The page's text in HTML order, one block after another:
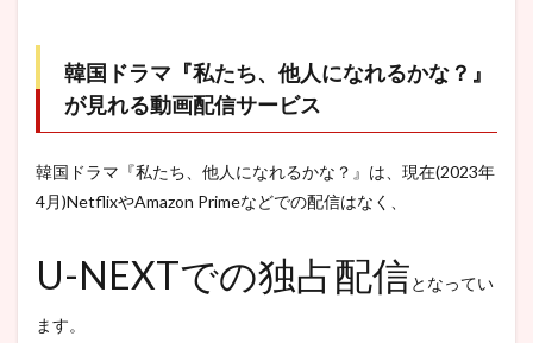
韓国ドラマ『私たち、他人になれるかな？』
が見れる動画配信サービス
韓国ドラマ『私たち、他人になれるかな？』は、現在(2023年
4月)NetflixやAmazon Primeなどでの配信はなく、
U-NEXTでの独占配信となってい
ます。